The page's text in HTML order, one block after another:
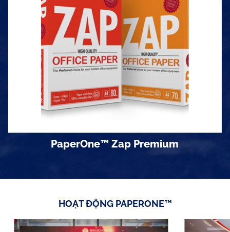
Định lượng
70 gsm
Khổ giấy
Khổ A3, A4, đóng 500 tờ/ram
Quy cách đóng gói
5 ram/thùng
PaperOne™ Zap Premium
HOẠT ĐỘNG PAPERONE™